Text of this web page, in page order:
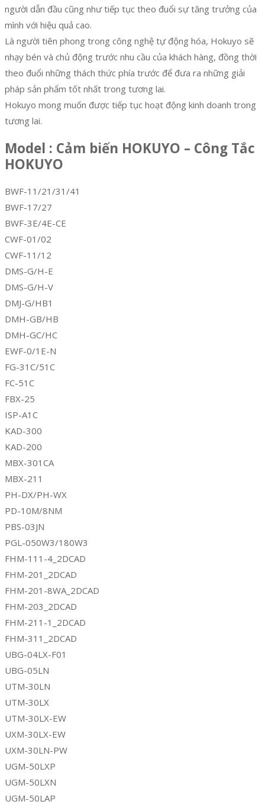
người dẫn đầu cũng như tiếp tục theo đuổi sự tăng trưởng của
mình với hiệu quả cao.
Là người tiên phong trong công nghệ tự động hóa, Hokuyo sẽ
nhạy bén và chủ động trước nhu cầu của khách hàng, đồng thời
theo đuổi những thách thức phía trước để đưa ra những giải
pháp sản phẩm tốt nhất trong tương lai.
Hokuyo mong muốn được tiếp tục hoạt động kinh doanh trong
tương lai.
Model : Cảm biến HOKUYO – Công Tắc
HOKUYO
BWF-11/21/31/41
BWF-17/27
BWF-3E/4E-CE
CWF-01/02
CWF-11/12
DMS-G/H-E
DMS-G/H-V
DMJ-G/HB1
DMH-GB/HB
DMH-GC/HC
EWF-0/1E-N
FG-31C/51C
FC-51C
FBX-25
ISP-A1C
KAD-300
KAD-200
MBX-301CA
MBX-211
PH-DX/PH-WX
PD-10M/8NM
PBS-03JN
PGL-050W3/180W3
FHM-111-4_2DCAD
FHM-201_2DCAD
FHM-201-8WA_2DCAD
FHM-203_2DCAD
FHM-211-1_2DCAD
FHM-311_2DCAD
UBG-04LX-F01
UBG-05LN
UTM-30LN
UTM-30LX
UTM-30LX-EW
UXM-30LX-EW
UXM-30LN-PW
UGM-50LXP
UGM-50LXN
UGM-50LAP